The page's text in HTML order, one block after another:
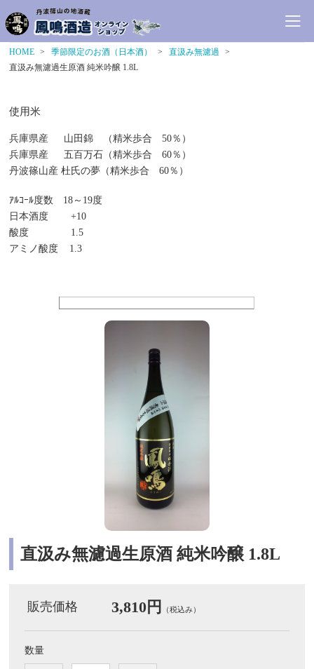
HOME 季節限定のお酒（日本酒）
直汲み無濾過
直汲み無濾過生原酒 純米吟醸 1.8L
使用米
兵庫県産 山田錦 （精米歩合50％）
兵庫県産
五百万石（精米歩合60％）
丹波篠山産 杜氏の夢（精米歩合60％）
ｱﾙｺｰﾙ度数 18 ～ 19度
日本酒度
+10
酸度 1.5
アミノ酸度 1.3
直汲み無濾過生原酒 純米吟醸 1.8L
販売価格 3,810円 （税込み）
数量